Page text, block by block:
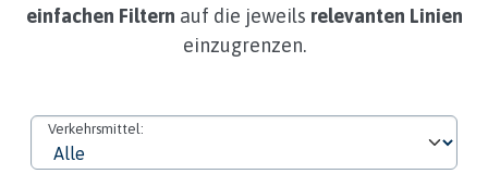
einfachen Filtern auf die jeweils relevanten Linien
einzugrenzen.
Verkehrsmittel: